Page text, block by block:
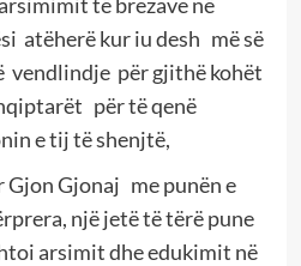
atëherë kur iu desh më së
vendlindje për gjithë kohët
për të qenë
e tij të shenjtë,
Gjonaj me punën e
një jetë të tërë pune
arsimit dhe edukimit në